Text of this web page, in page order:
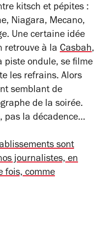
kitsch et pépites :
Niagara, Mecano,
Une certaine idée
retrouve à la Casbah,
piste ondule, se filme
les refrains. Alors
semblant de
de la soirée.
pas la décadence…
sont
journalistes, en
fois, comme